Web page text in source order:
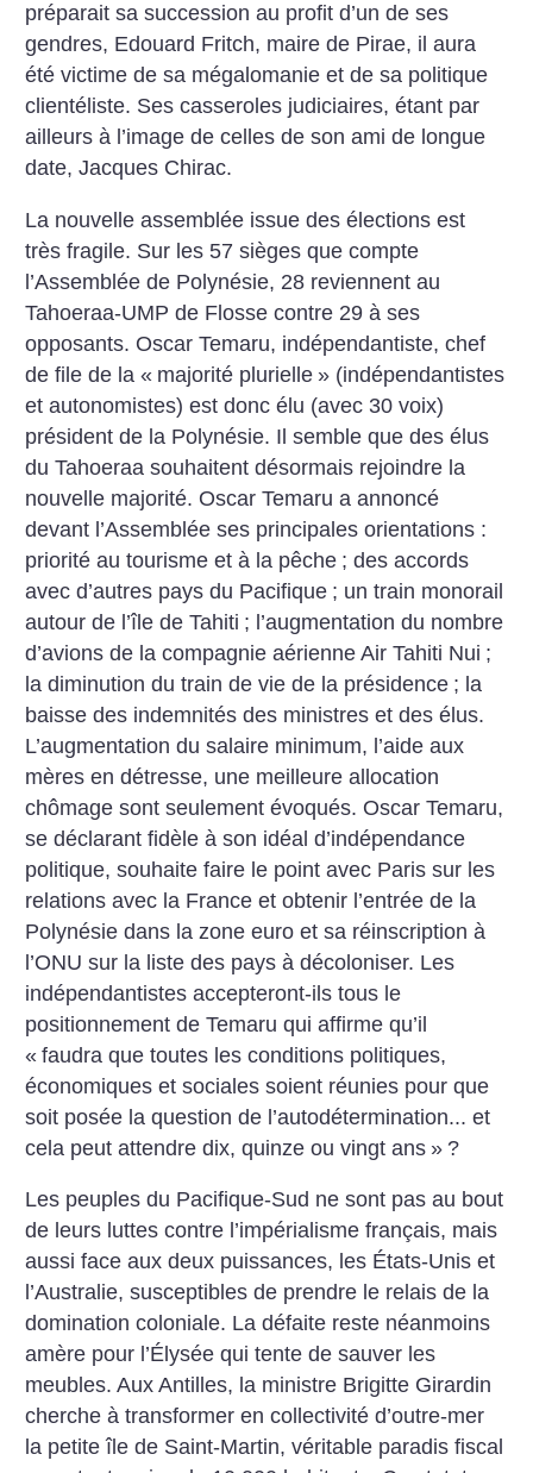
préparait sa succession au profit d’un de ses
gendres, Edouard Fritch, maire de Pirae, il aura
été victime de sa mégalomanie et de sa politique
clientéliste. Ses casseroles judiciaires, étant par
ailleurs à l’image de celles de son ami de longue
date, Jacques Chirac.
La nouvelle assemblée issue des élections est
très fragile. Sur les 57 sièges que compte
l’Assemblée de Polynésie, 28 reviennent au
Tahoeraa-UMP de Flosse contre 29 à ses
opposants. Oscar Temaru, indépendantiste, chef
de file de la « majorité plurielle » (indépendantistes
et autonomistes) est donc élu (avec 30 voix)
président de la Polynésie. Il semble que des élus
du Tahoeraa souhaitent désormais rejoindre la
nouvelle majorité. Oscar Temaru a annoncé
devant l’Assemblée ses principales orientations :
priorité au tourisme et à la pêche ; des accords
avec d’autres pays du Pacifique ; un train monorail
autour de l’île de Tahiti ; l’augmentation du nombre
d’avions de la compagnie aérienne Air Tahiti Nui ;
la diminution du train de vie de la présidence ; la
baisse des indemnités des ministres et des élus.
L’augmentation du salaire minimum, l’aide aux
mères en détresse, une meilleure allocation
chômage sont seulement évoqués. Oscar Temaru,
se déclarant fidèle à son idéal d’indépendance
politique, souhaite faire le point avec Paris sur les
relations avec la France et obtenir l’entrée de la
Polynésie dans la zone euro et sa réinscription à
l’ONU sur la liste des pays à décoloniser. Les
indépendantistes accepteront-ils tous le
positionnement de Temaru qui affirme qu’il
« faudra que toutes les conditions politiques,
économiques et sociales soient réunies pour que
soit posée la question de l’autodétermination... et
cela peut attendre dix, quinze ou vingt ans » ?
Les peuples du Pacifique-Sud ne sont pas au bout
de leurs luttes contre l’impérialisme français, mais
aussi face aux deux puissances, les États-Unis et
l’Australie, susceptibles de prendre le relais de la
domination coloniale. La défaite reste néanmoins
amère pour l’Élysée qui tente de sauver les
meubles. Aux Antilles, la ministre Brigitte Girardin
cherche à transformer en collectivité d’outre-mer
la petite île de Saint-Martin, véritable paradis fiscal